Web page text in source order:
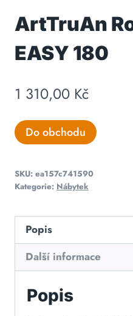
ArtTruAn
EASY 180
1 310,00 Kč
Do obchodu
SKU: ea157c741590
Kategorie: Nábytek
Popis
Další informace
Popis